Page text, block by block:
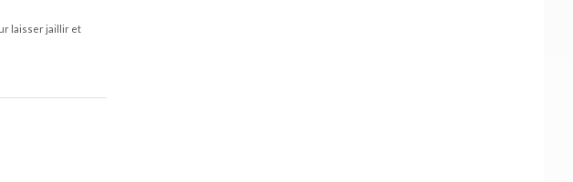
laisser jaillir et